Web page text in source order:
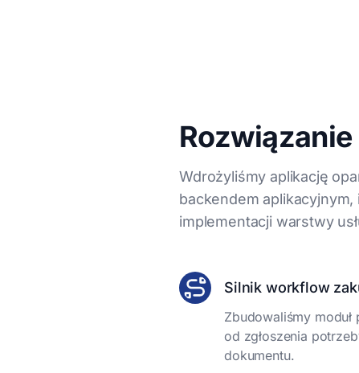
Rozwiązanie
Wdrożyliśmy aplikację
backendem
implementacji warstwy
Silnik workflow
Zbudowaliśmy
od zgłoszenia
dokumentu.